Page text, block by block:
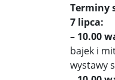
Terminy
7 lipca:
– 10.00
bajek i
wystawy